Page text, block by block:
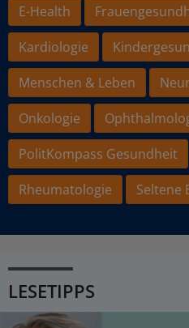
E-Health
Kardiologie
Menschen & Leben
Onkologie
PolitKompass Gesundheit
Rheumatologie
Seltene
LESETIPPS